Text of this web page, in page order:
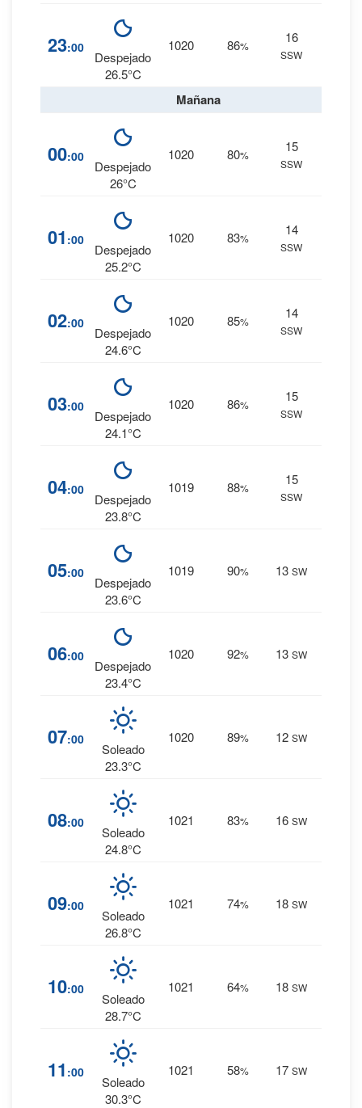
23:00
Despejado
26.5°C
1020 86%
16
SSW
Mañana
00:00
Despejado
26°C
1020 80%
15
SSW
01 :00
Despejado
25.2°C
1020 83%
14
SSW
02:00
Despejado
24.6°C
1020 85%
14
SSW
03:00
Despejado
24.1°C
1020 86%
15
SSW
04:00
Despejado
23.8°C
1019 88%
15
SSW
05:00
Despejado
23.6°C
1019 90% 13 SW
06:00
Despejado
23.4°C
1020 92% 13 SW
07:00
Soleado
23.3°C
1020 89% 12 SW
08:00
Soleado
24.8°C
1021 83% 16 SW
09:00
Soleado
26.8°C
1021 74% 18 SW
10:00
Soleado
28.7°C
1021 64% 18 SW
11 :00
Soleado
30.3°C
1021 58% 17 SW